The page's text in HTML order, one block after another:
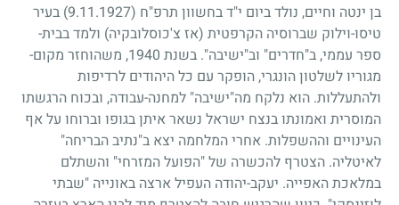
בן ינטה וחיים, נולד ביום י"ד בחשוון תרפ"ח (9.11.1927)
בעיר
טיסו-וילוק שברוסיה הקרפטית (אז צ'כוסלובקיה) ולמד בבית-
ספר עממי, ב"חדרים" וב"ישיבה". בשנת 1940, משהוחזר מקום-
מגוריו לשלטון הונגרי, הופקר עם כל היהודים לרדיפות
ולהתעללות. הוא נלקח מה"ישיבה" למחנה-עבודה, ובכוח הרגשתו
המוסרית ואמונתו בנצח ישראל נשאר איתן בגופו וברוחו על אף
העינויים וההשפלות. אחרי המלחמה יצא ב"נתיב הבריחה"
לאיטליה. הצטרף להכשרה של "הפועל המזרחי" והשתלם
במלאכת האפייה. יעקב-יהודה העפיל ארצה באונייה "שבתי